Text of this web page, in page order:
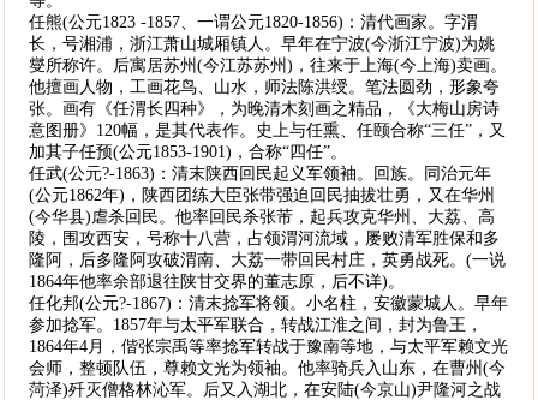
任熊(公元1823 -1857、一谓公元1820-1856)：清代画家。字渭
长，号湘浦，浙江萧山城厢镇人。早年在宁波(今浙江宁波)为姚
燮所称许。后寓居苏州(今江苏苏州)，往来于上海(今上海)卖画。
他擅画人物，工画花鸟、山水，师法陈洪绶。笔法圆劲，形象夸
张。画有《任渭长四种》，为晚清木刻画之精品，《大梅山房诗
意图册》120幅，是其代表作。史上与任熏、任颐合称“三任”，又
加其子任预(公元1853-1901)，合称“四任”。
任武(公元?-1863)：清末陕西回民起义军领袖。回族。同治元年
(公元1862年)，陕西团练大臣张带强迫回民抽拔壮勇，又在华州
(今华县)虐杀回民。他率回民杀张芾，起兵攻克华州、大荔、高
陵，围攻西安，号称十八营，占领渭河流域，屡败清军胜保和多
隆阿，后多隆阿攻破渭南、大荔一带回民村庄，英勇战死。(一说
1864年他率余部退往陕甘交界的董志原，后不详)。
任化邦(公元?-1867)：清末捻军将领。小名柱，安徽蒙城人。早年
参加捻军。1857年与太平军联合，转战江淮之间，封为鲁王，
1864年4月，偕张宗禹等率捻军转战于豫南等地，与太平军赖文光
会师，整顿队伍，尊赖文光为领袖。他率骑兵入山东，在曹州(今
菏泽)歼灭僧格林沁军。后又入湖北，在安陆(今京山)尹隆河之战